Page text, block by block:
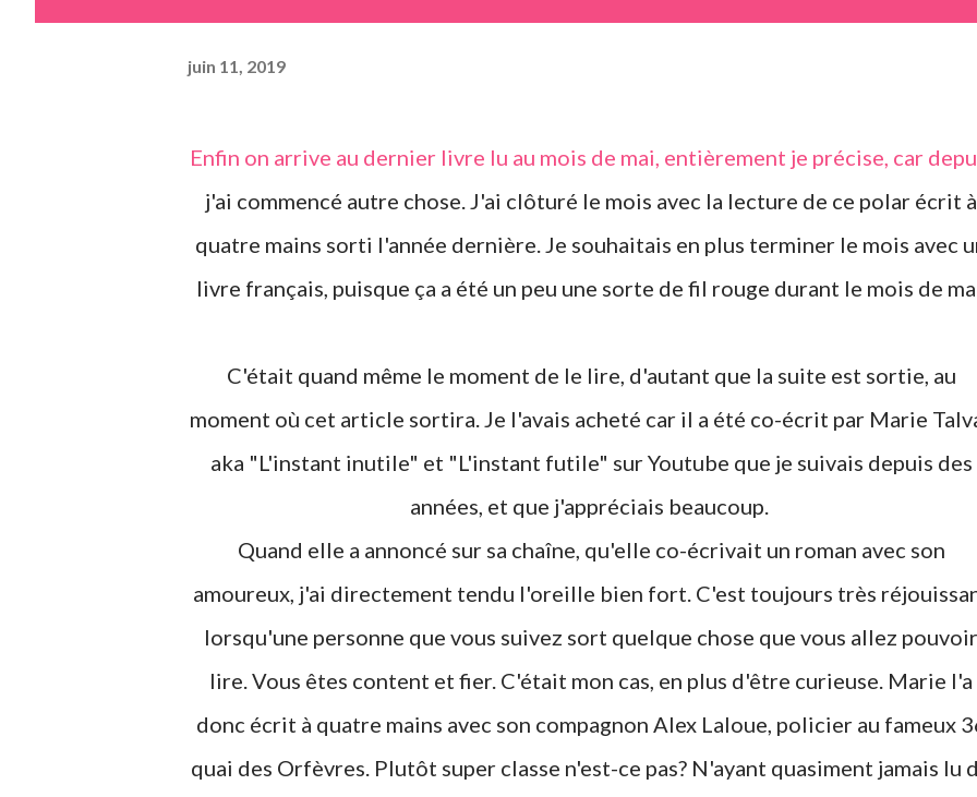
juin 11, 2019
Enfin on arrive au dernier livre lu au mois de mai, entièrement je précise, car depuis
j'ai commencé autre chose. J'ai clôturé le mois avec la lecture de ce polar écrit à
quatre mains sorti l'année dernière. Je souhaitais en plus terminer le mois avec
livre français, puisque ça a été un peu une sorte de fil rouge durant le mois de
C'était quand même le moment de le lire, d'autant que la suite est sortie, au
moment où cet article sortira. Je l'avais acheté car il a été co-écrit par Marie
aka "L'instant inutile" et "L'instant futile" sur Youtube que je suivais depuis des
années, et que j'appréciais beaucoup.
Quand elle a annoncé sur sa chaîne, qu'elle co-écrivait un roman avec son
amoureux, j'ai directement tendu l'oreille bien fort. C'est toujours très
lorsqu'une personne que vous suivez sort quelque chose que vous allez pouvoir
lire. Vous êtes content et fier. C'était mon cas, en plus d'être curieuse. Marie l'a
donc écrit à quatre mains avec son compagnon Alex Laloue, policier au fameux
quai des Orfèvres. Plutôt super classe n'est-ce pas? N'ayant quasiment jamais lu